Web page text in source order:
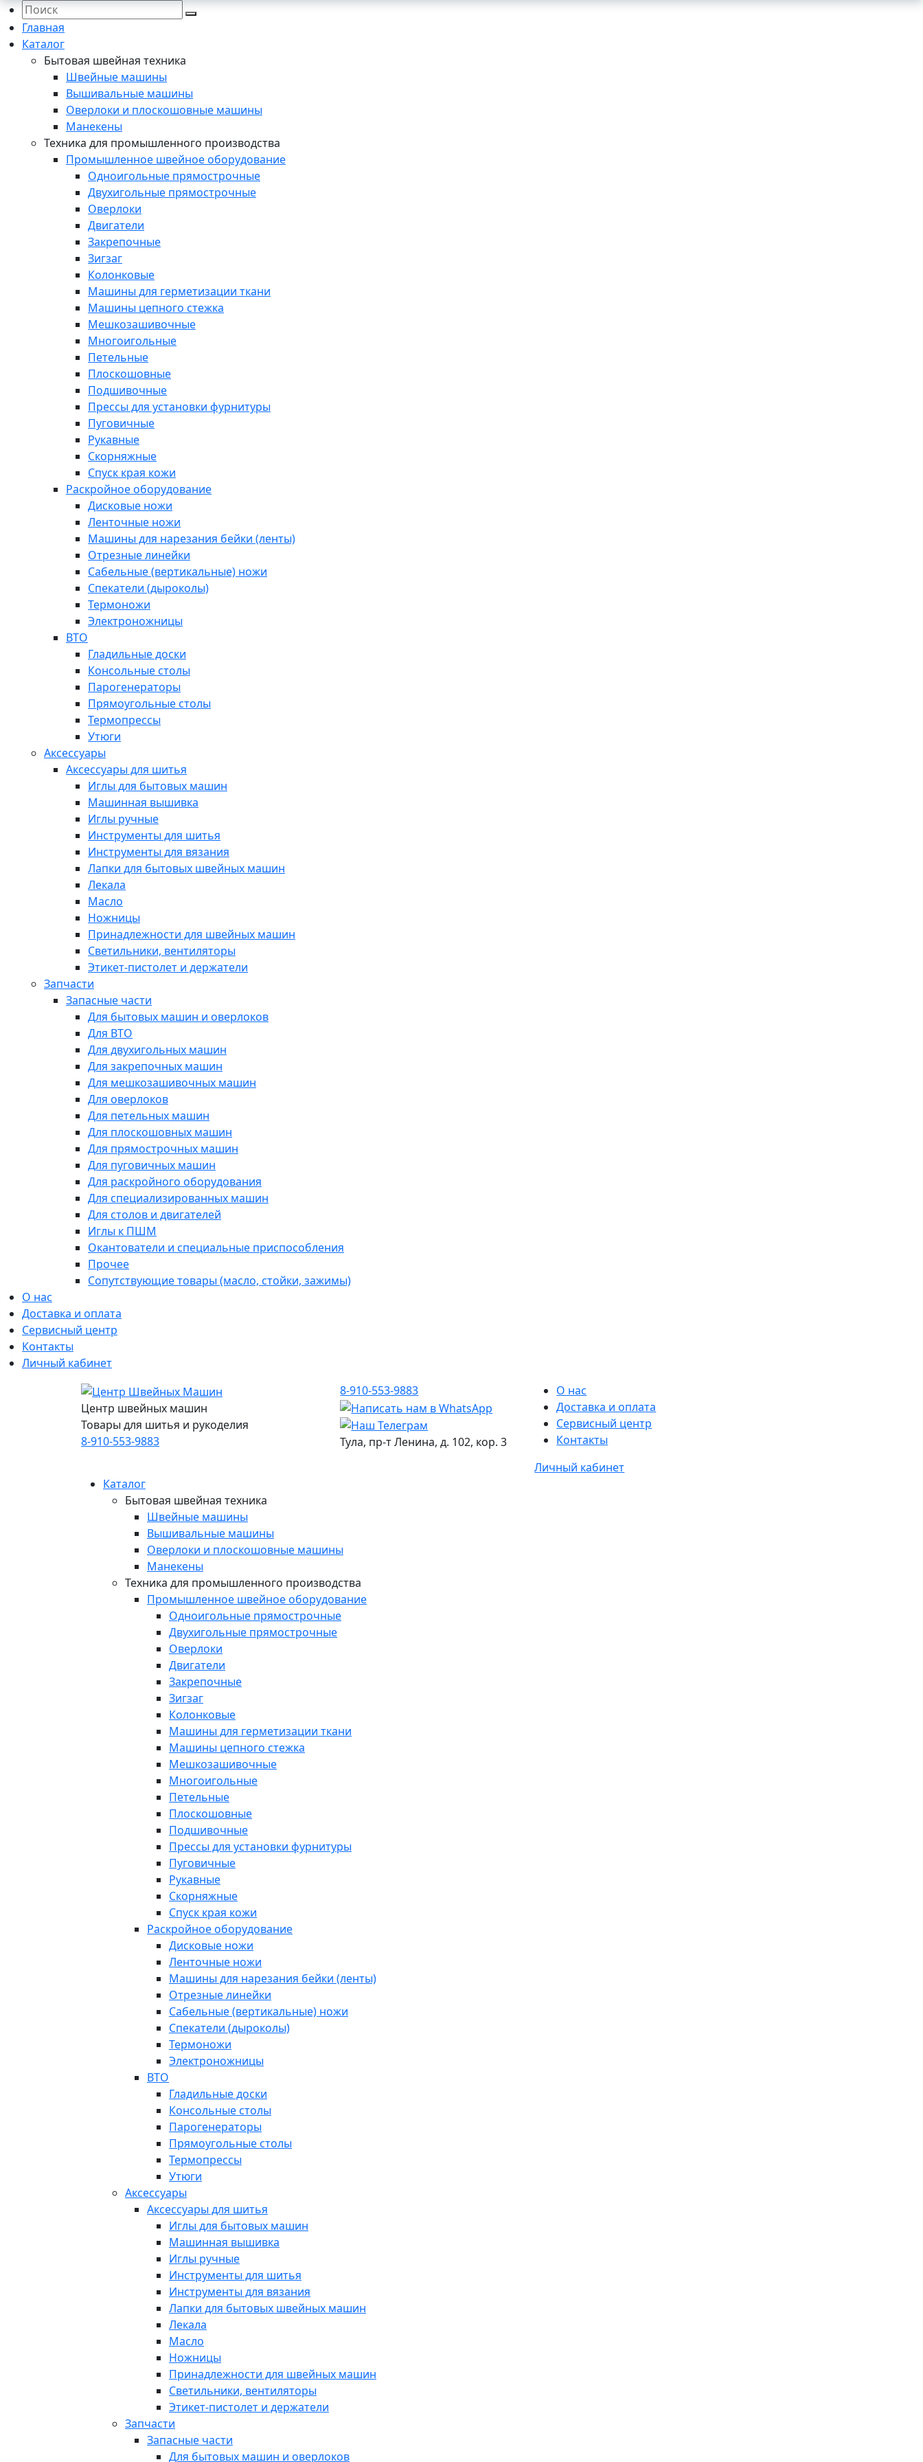
Главная
Каталог
Бытовая швейная техника
Швейные машины
Вышивальные машины
Оверлоки и плоскошовные машины
Манекены
Техника для промышленного производства
Промышленное швейное оборудование
Одноигольные прямострочные
Двухигольные прямострочные
Оверлоки
Двигатели
Закрепочные
Зигзаг
Колонковые
Машины для герметизации ткани
Машины цепного стежка
Мешкозашивочные
Многоигольные
Петельные
Плоскошовные
Подшивочные
Прессы для установки фурнитуры
Пуговичные
Рукавные
Скорняжные
Спуск края кожи
Раскройное оборудование
Дисковые ножи
Ленточные ножи
Машины для нарезания бейки (ленты)
Отрезные линейки
Сабельные (вертикальные) ножи
Спекатели (дыроколы)
Термоножи
Электроножницы
ВТО
Гладильные доски
Консольные столы
Парогенераторы
Прямоугольные столы
Термопрессы
Утюги
Аксессуары
Аксессуары для шитья
Иглы для бытовых машин
Машинная вышивка
Иглы ручные
Инструменты для шитья
Инструменты для вязания
Лапки для бытовых швейных машин
Лекала
Масло
Ножницы
Принадлежности для швейных машин
Светильники, вентиляторы
Этикет-пистолет и держатели
Запчасти
Запасные части
Для бытовых машин и оверлоков
Для ВТО
Для двухигольных машин
Для закрепочных машин
Для мешкозашивочных машин
Для оверлоков
Для петельных машин
Для плоскошовных машин
Для прямострочных машин
Для пуговичных машин
Для раскройного оборудования
Для специализированных машин
Для столов и двигателей
Иглы к ПШМ
Окантователи и специальные приспособления
Прочее
Сопутствующие товары (масло, стойки, зажимы)
О нас
Доставка и оплата
Сервисный центр
Контакты
Личный кабинет
Центр швейных машин
Товары для шитья и рукоделия
8-910-553-9883
8-910-553-9883
Тула, пр-т Ленина, д. 102, кор. 3
О нас
Доставка и оплата
Сервисный центр
Контакты
Личный кабинет
Каталог
Бытовая швейная техника
Швейные машины
Вышивальные машины
Оверлоки и плоскошовные машины
Манекены
Техника для промышленного производства
Промышленное швейное оборудование
Одноигольные прямострочные
Двухигольные прямострочные
Оверлоки
Двигатели
Закрепочные
Зигзаг
Колонковые
Машины для герметизации ткани
Машины цепного стежка
Мешкозашивочные
Многоигольные
Петельные
Плоскошовные
Подшивочные
Прессы для установки фурнитуры
Пуговичные
Рукавные
Скорняжные
Спуск края кожи
Раскройное оборудование
Дисковые ножи
Ленточные ножи
Машины для нарезания бейки (ленты)
Отрезные линейки
Сабельные (вертикальные) ножи
Спекатели (дыроколы)
Термоножи
Электроножницы
ВТО
Гладильные доски
Консольные столы
Парогенераторы
Прямоугольные столы
Термопрессы
Утюги
Аксессуары
Аксессуары для шитья
Иглы для бытовых машин
Машинная вышивка
Иглы ручные
Инструменты для шитья
Инструменты для вязания
Лапки для бытовых швейных машин
Лекала
Масло
Ножницы
Принадлежности для швейных машин
Светильники, вентиляторы
Этикет-пистолет и держатели
Запчасти
Запасные части
Для бытовых машин и оверлоков